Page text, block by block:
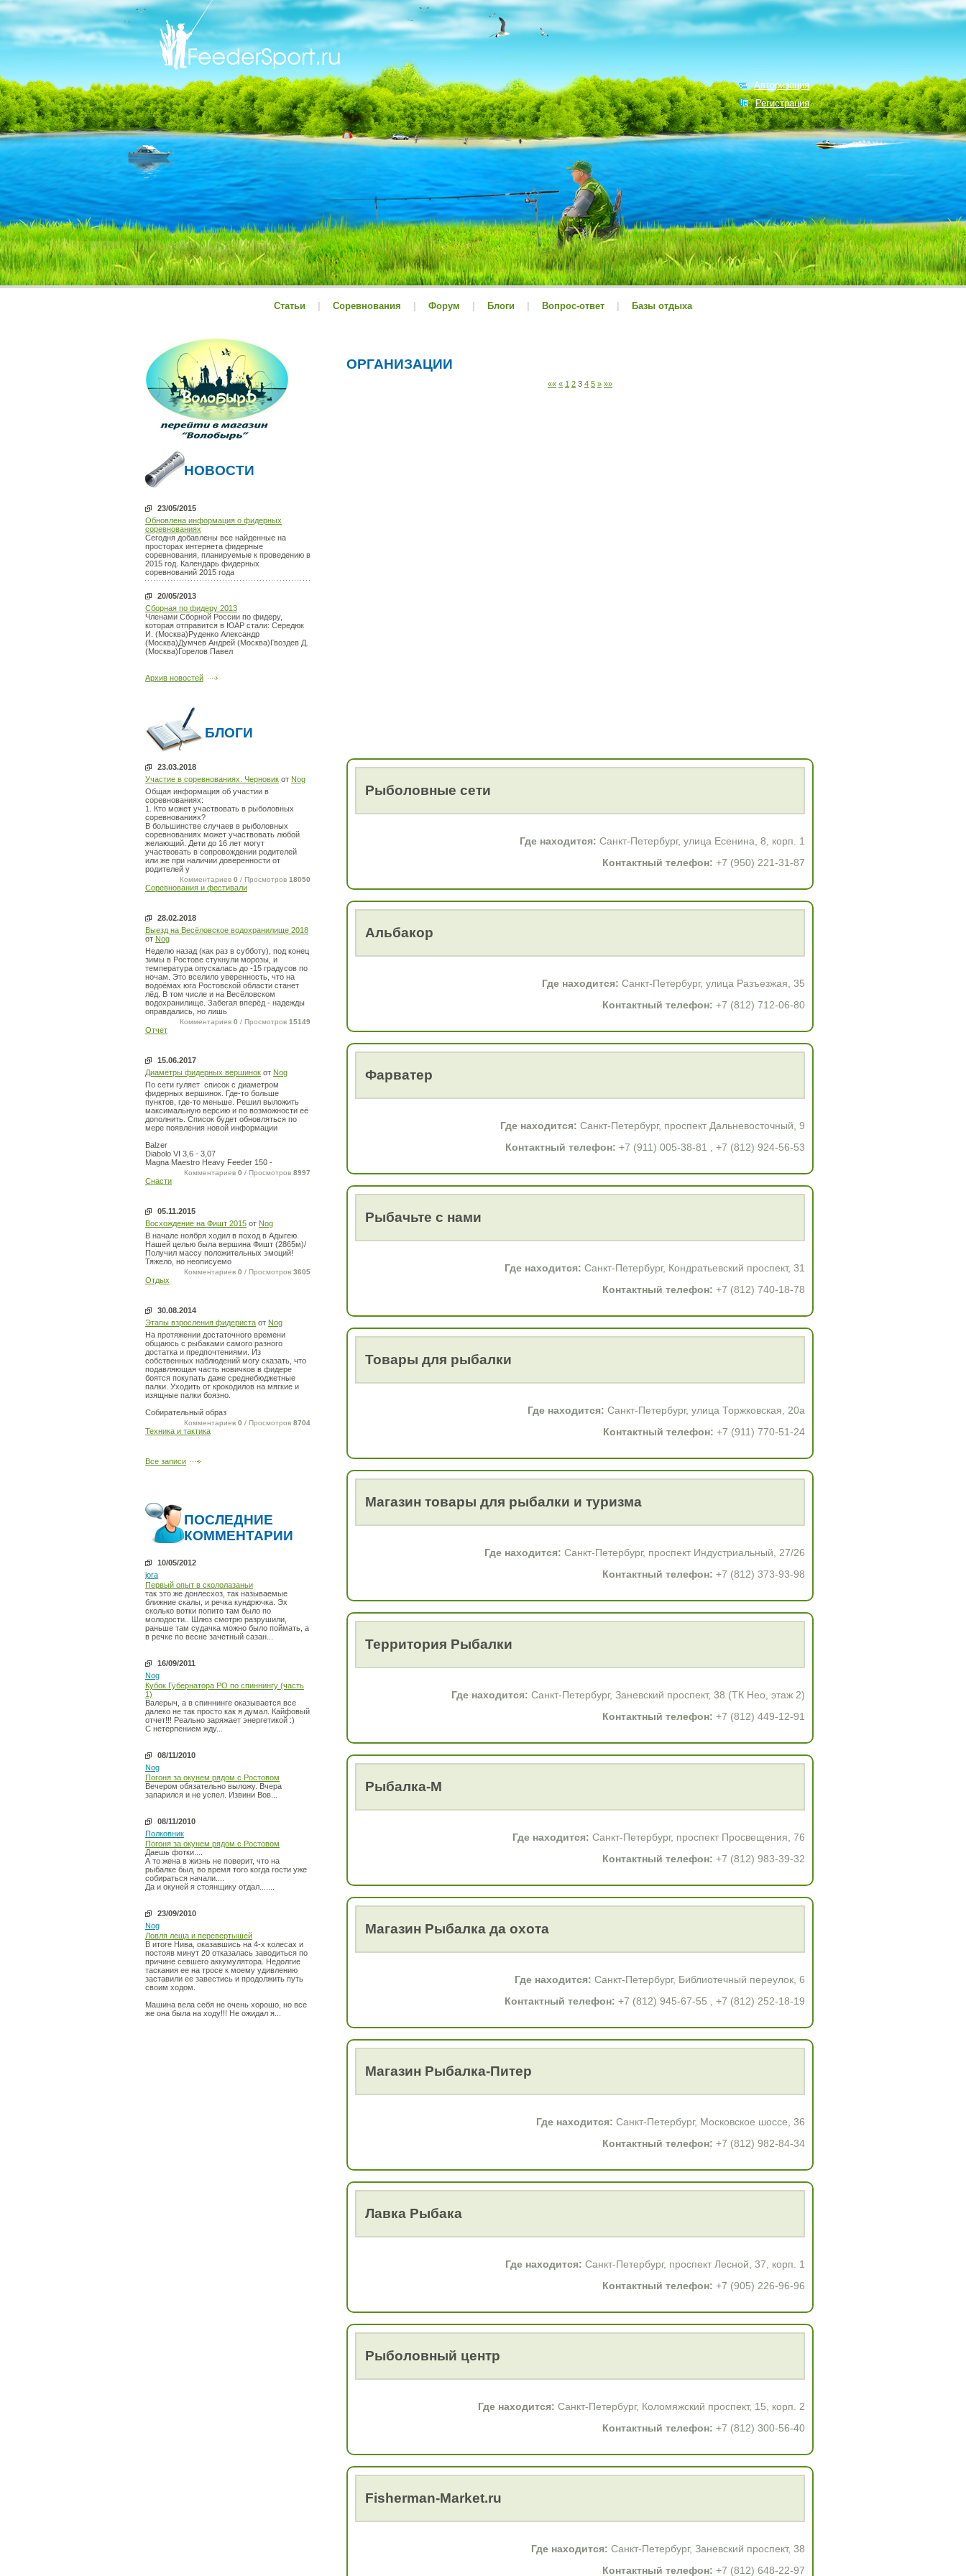
Авторизация
Регистрация
Статьи Соревнования Форум Блоги Вопрос-ответ Базы отдыха
НОВОСТИ
23/05/2015
Обновлена информация о фидерных
соревнованиях
Сегодня добавлены все найденные на
просторах интернета фидерные
соревнования, планируемые к проведению в
2015 год. Календарь фидерных
соревнований 2015 года
20/05/2013
Сборная по фидеру 2013
Членами Сборной России по фидеру,
которая отправится в ЮАР стали: Середюк
И. (Москва)Руденко Александр
(Москва)Думчев Андрей (Москва)Гвоздев Д.
(Москва)Горелов Павел
Архив новостей
БЛОГИ
23.03.2018
Участие в соревнованиях. Черновик от Nog
Общая информация об участии в
соревнованиях:
1. Кто может участвовать в рыболовных
соревнованиях?
В большинстве случаев в рыболовных
соревнованиях может участвовать любой
желающий. Дети до 16 лет могут
участвовать в сопровождении родителей
или же при наличии доверенности от
родителей у
Комментариев 0 / Просмотров 18050
Соревнования и фестивали
28.02.2018
Выезд на Весёловское водохранилище 2018
от Nog
Неделю назад (как раз в субботу), под конец
зимы в Ростове стукнули морозы, и
температура опускалась до -15 градусов по
ночам. Это вселило уверенность, что на
водоёмах юга Ростовской области станет
лёд. В том числе и на Весёловском
водохранилище. Забегая вперёд - надежды
оправдались, но лишь
Комментариев 0 / Просмотров 15149
Отчет
15.06.2017
Диаметры фидерных вершинок от Nog
По сети гуляет список с диаметром
фидерных вершинок. Где-то больше
пунктов, где-то меньше. Решил выложить
максимальную версию и по возможности её
дополнить. Список будет обновляться по
мере появления новой информации
Balzer
Diabolo VI 3,6 - 3,07
Magna Maestro Heavy Feeder 150 -
Комментариев 0 / Просмотров 8997
Снасти
05.11.2015
Восхождение на Фишт 2015 от Nog
В начале ноября ходил в поход в Адыгею.
Нашей целью была вершина Фишт (2865м)/
Получил массу положительных эмоций!
Тяжело, но неописуемо
Комментариев 0 / Просмотров 3605
Отдых
30.08.2014
Этапы взросления фидериста от Nog
На протяжении достаточного времени
общаюсь с рыбаками самого разного
достатка и предпочтениями. Из
собственных наблюдений могу сказать, что
подавляющая часть новичков в фидере
боятся покупать даже среднебюджетные
палки. Уходить от крокодилов на мягкие и
изящные палки боязно.
Собирательный образ
Комментариев 0 / Просмотров 8704
Техника и тактика
Все записи
ПОСЛЕДНИЕ
КОММЕНТАРИИ
10/05/2012
jora
Первый опыт в скололазаньи
так это же донлесхоз, так называемые
ближние скалы, и речка кундрючка. Эх
сколько вотки попито там было по
молодости.. Шлюз смотрю разрушили,
раньше там судачка можно было поймать, а
в речке по весне зачетный сазан...
16/09/2011
Nog
Кубок Губернатора РО по спиннингу (часть
1)
Валерыч, а в спиннинге оказывается все
далеко не так просто как я думал. Кайфовый
отчет!!! Реально заряжает энергетикой :)
С нетерпением жду...
08/11/2010
Nog
Погоня за окунем рядом с Ростовом
Вечером обязательно выложу. Вчера
запарился и не успел. Извини Вов...
08/11/2010
Полковник
Погоня за окунем рядом с Ростовом
Даешь фотки....
А то жена в жизнь не поверит, что на
рыбалке был, во время того когда гости уже
собираться начали....
Да и окуней я стоянщику отдал.......
23/09/2010
Nog
Ловля леща и перевертышей
В итоге Нива, оказавшись на 4-х колесах и
постояв минут 20 отказалась заводиться по
причине севшего аккумулятора. Недолгие
таскания ее на тросе к моему удивлению
заставили ее завестись и продолжить путь
своим ходом.
Машина вела себя не очень хорошо, но все
же она была на ходу!!! Не ожидал я...
ОРГАНИЗАЦИИ
«« « 1 2 3 4 5 » »»
Рыболовные сети
Где находится: Санкт-Петербург, улица Есенина, 8, корп. 1
Контактный телефон: +7 (950) 221-31-87
Альбакор
Где находится: Санкт-Петербург, улица Разъезжая, 35
Контактный телефон: +7 (812) 712-06-80
Фарватер
Где находится: Санкт-Петербург, проспект Дальневосточный, 9
Контактный телефон: +7 (911) 005-38-81 , +7 (812) 924-56-53
Рыбачьте с нами
Где находится: Санкт-Петербург, Кондратьевский проспект, 31
Контактный телефон: +7 (812) 740-18-78
Товары для рыбалки
Где находится: Санкт-Петербург, улица Торжковская, 20а
Контактный телефон: +7 (911) 770-51-24
Магазин товары для рыбалки и туризма
Где находится: Санкт-Петербург, проспект Индустриальный, 27/26
Контактный телефон: +7 (812) 373-93-98
Территория Рыбалки
Где находится: Санкт-Петербург, Заневский проспект, 38 (ТК Нео, этаж 2)
Контактный телефон: +7 (812) 449-12-91
Рыбалка-М
Где находится: Санкт-Петербург, проспект Просвещения, 76
Контактный телефон: +7 (812) 983-39-32
Магазин Рыбалка да охота
Где находится: Санкт-Петербург, Библиотечный переулок, 6
Контактный телефон: +7 (812) 945-67-55 , +7 (812) 252-18-19
Магазин Рыбалка-Питер
Где находится: Санкт-Петербург, Московское шоссе, 36
Контактный телефон: +7 (812) 982-84-34
Лавка Рыбака
Где находится: Санкт-Петербург, проспект Лесной, 37, корп. 1
Контактный телефон: +7 (905) 226-96-96
Рыболовный центр
Где находится: Санкт-Петербург, Коломяжский проспект, 15, корп. 2
Контактный телефон: +7 (812) 300-56-40
Fisherman-Market.ru
Где находится: Санкт-Петербург, Заневский проспект, 38
Контактный телефон: +7 (812) 648-22-97